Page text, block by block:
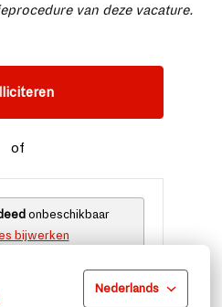
Nederlands
van deze vacature.
of
onbeschikbaar
bijwerken